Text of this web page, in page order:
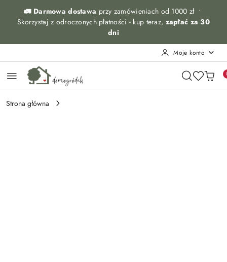
Przejdź do treści głównej
Przejdź do wyszukiwarki
Przejdź do moje konto
Przejdź do menu głównego
Przejdź do opisu produktu
Przejdź do stopki
🚛 Darmowa dostawa przy zamówieniach od 1000 zł •
Skorzystaj z odroczonych płatności - kup teraz, zapłać za 30
dni
Moje konto
Strona główna